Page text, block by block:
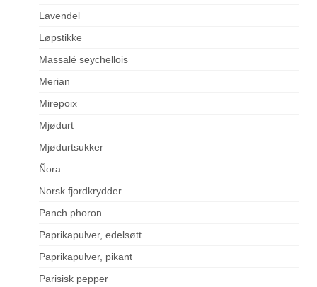
Lavendel
Løpstikke
Massalé seychellois
Merian
Mirepoix
Mjødurt
Mjødurtsukker
Ñora
Norsk fjordkrydder
Panch phoron
Paprikapulver, edelsøtt
Paprikapulver, pikant
Parisisk pepper